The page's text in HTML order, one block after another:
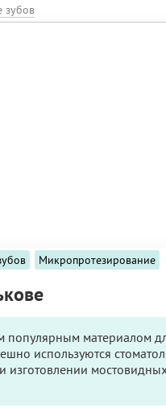
зубов
Микропротезирование
популярным материалом
используются
изготовлении